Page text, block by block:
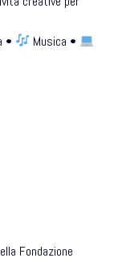
•
Musica •
Fondazione